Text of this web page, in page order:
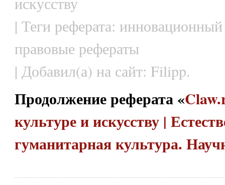
| Теги реферата:
правовые рефераты
| Добавил(а) на сайт: Filipp.
Продолжение реферата «
культуре и искусству |
гуманитарная культура.